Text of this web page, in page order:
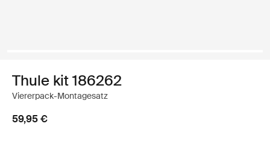
Thule kit 186262
Viererpack-Montagesatz
59,95 €